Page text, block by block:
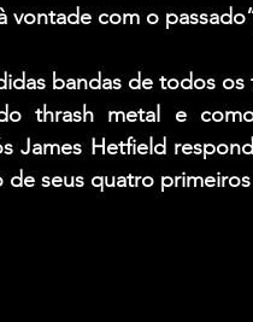
vontade com o
bandas de todos
thrash metal e
James Hetfield
seus quatro